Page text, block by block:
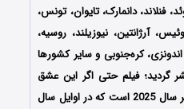
فنلاند، دانمارک، تایوان، تونس،
آرژانتین، نیوزیلند، روسیه،
کره‌جنوبی و سایر کشورها
گردید؛فیلم حتی اگر این عشق
امشب ناپدید شود محصول اواخر سال 2025 است که در اوایل سال